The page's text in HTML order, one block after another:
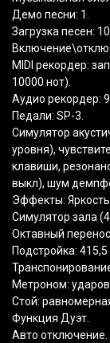
Демо песни: 1.
Загрузка песен: 10
MIDI рекордер:
10000 нот).
Аудио рекордер:
Педали: SP-3.
Симулятор
уровня),
клавиши,
выкл), шум
Эффекты: Яркость
Симулятор зала(4
Октавный
Подстройка:
Метроном: ударов
Стой:
Функция Дуэт.
Авто отключение.